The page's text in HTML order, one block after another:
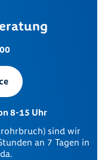
8-15 Uhr
sind wir
an 7 Tagen in